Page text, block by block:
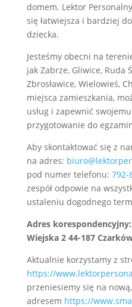
domem. Lektor
się łatwiejsza i bardziej
dziecka.
Jesteśmy obecni na
jak Zabrze, Gliwice, Ruda
Zbrosławice, Wielowieś,
miejsca zamieszkania,
usług i zapewnić
przygotowanie do
Aby skontaktować się z
na adres:
pod numer telefonu: 792-
zespół odpowie na
ustaleniu dogodnego
Adres
Wiejska 2 44-187
Aktualnie korzystamy z
https://
przeniesiemy się na
adresem https://